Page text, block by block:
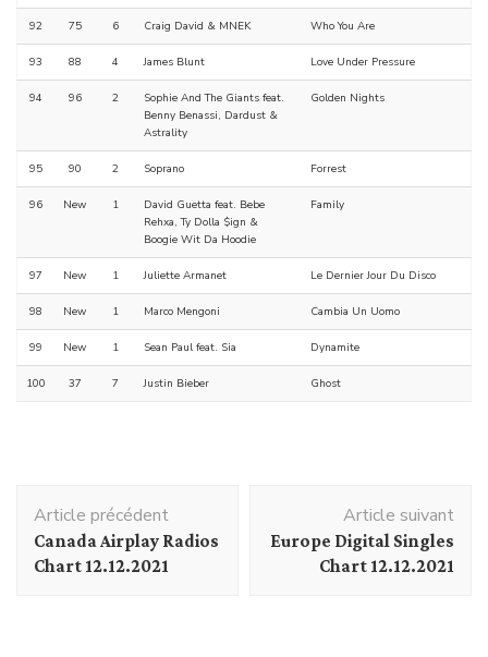
92 75 6 Craig David & MNEK Who You Are
93 88 4 James Blunt Love Under Pressure
94 96 2
Sophie And The Giants feat.
Benny Benassi, Dardust &
Astrality
Golden Nights
95 90 2 Soprano Forrest
96 New 1
David Guetta feat. Bebe
Rehxa, Ty Dolla $ign &
Boogie Wit Da Hoodie
Family
97 New 1 Juliette Armanet Le Dernier Jour Du Disco
98 New 1 Marco Mengoni Cambia Un Uomo
99 New 1 Sean Paul feat. Sia Dynamite
100 37 7 Justin Bieber Ghost
d'article
Article précédent
Canada Airplay Radios
Chart 12.12.2021
Article suivant
Europe Digital Singles
Chart 12.12.2021